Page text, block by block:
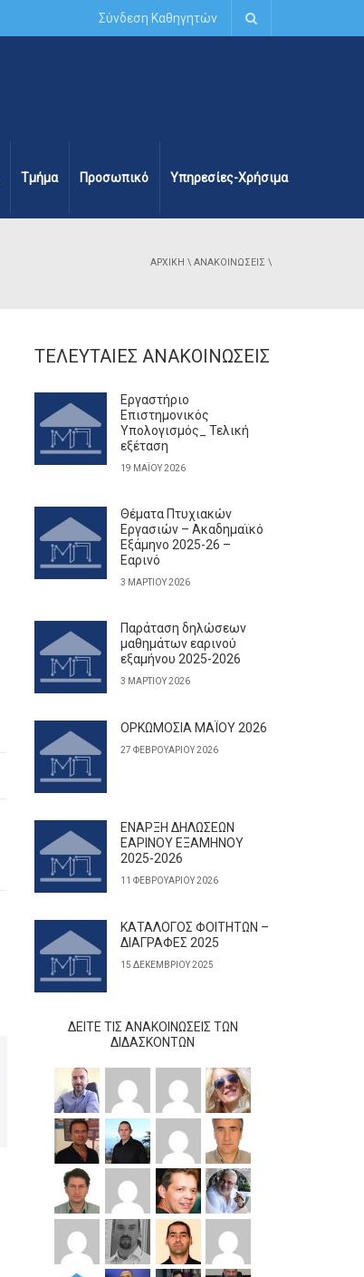
Σύνδεση Καθηγητών
Τμήμα Προσωπικό Υπηρεσίες-Χρήσιμα
ΑΡΧΙΚΉ \ ΑΝΑΚΟΙΝΏΣΕΙΣ \
ΤΕΛΕΥΤΑΊΕΣ ΑΝΑΚΟΙΝΏΣΕΙΣ
Εργαστήριο
Επιστημονικός
Υπολογισμός_ Τελική
εξέταση
19 ΜΑΪ́ΟΥ 2026
Θέματα Πτυχιακών
Εργασιών – Ακαδημαϊκό
Εξάμηνο 2025-26 –
Εαρινό
3 ΜΑΡΤΊΟΥ 2026
Παράταση δηλώσεων
μαθημάτων εαρινού
εξαμήνου 2025-2026
3 ΜΑΡΤΊΟΥ 2026
ΟΡΚΩΜΟΣΙΑ ΜΑΪΟΥ 2026
27 ΦΕΒΡΟΥΑΡΊΟΥ 2026
ΕΝΑΡΞΗ ΔΗΛΩΣΕΩΝ
ΕΑΡΙΝΟΥ ΕΞΑΜΗΝΟΥ
2025-2026
11 ΦΕΒΡΟΥΑΡΊΟΥ 2026
ΚΑΤΑΛΟΓΟΣ ΦΟΙΤΗΤΩΝ –
ΔΙΑΓΡΑΦΕΣ 2025
15 ΔΕΚΕΜΒΡΊΟΥ 2025
ΔΕΊΤΕ ΤΙΣ ΑΝΑΚΟΙΝΏΣΕΙΣ ΤΩΝ
ΔΙΔΆΣΚΟΝΤΩΝ